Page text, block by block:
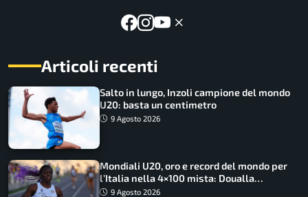
Articoli recenti
Salto in lungo, Inzoli campione del mondo
U20: basta un centimetro
9 Agosto 2026
Mondiali U20, oro e record del mondo per
l’Italia nella 4×100 mista: Doualla
straordinaria
9 Agosto 2026